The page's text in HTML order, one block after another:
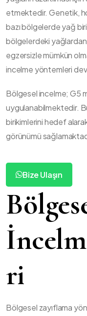
etmektedir. Genetik,
bazı bölgelerde yağ
bölgelerdeki
egzersizle mümkün
incelme yöntemleri
Bölgesel incelme; G5
uygulanabilmektedir.
birikimlerini hedef
görünümü
Bize Ulaşın
ri
Bölgesel zayıflama